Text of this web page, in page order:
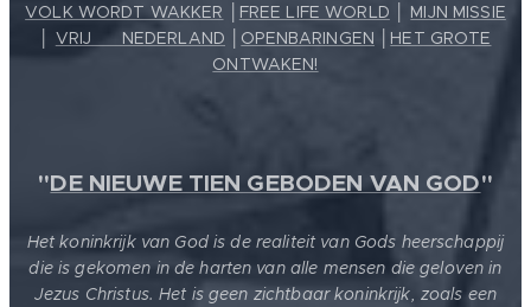
VOLK WORDT WAKKER FREE LIFE WORLD
MIJN MISSIE
VRIJ ❤️ NEDERLAND OPENBARINGEN
HET GROTE
ONTWAKEN!
"DE NIEUWE TIEN GEBODEN VAN GOD"
Het koninkrijk van God is de realiteit van Gods heerschappij
die is gekomen in de harten van alle mensen die geloven in
Jezus Christus. Het is geen zichtbaar koninkrijk, zoals een